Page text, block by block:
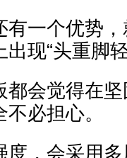
有一个优势
现“头重脚
都会觉得在
必担心。
度，会采用